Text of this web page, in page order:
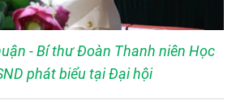
- Bí thư Đoàn Thanh niên Học
phát biểu tại Đại hội